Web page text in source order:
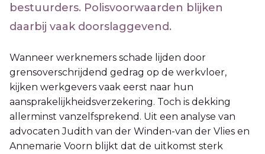
bestuurders. Polisvoorwaarden blijken
daarbij vaak doorslaggevend.
Wanneer werknemers schade lijden door
grensoverschrijdend gedrag op de werkvloer,
kijken werkgevers vaak eerst naar hun
aansprakelijkheidsverzekering. Toch is dekking
allerminst vanzelfsprekend. Uit een analyse van
advocaten Judith van der Winden-van der Vlies en
Annemarie Voorn blijkt dat de uitkomst sterk